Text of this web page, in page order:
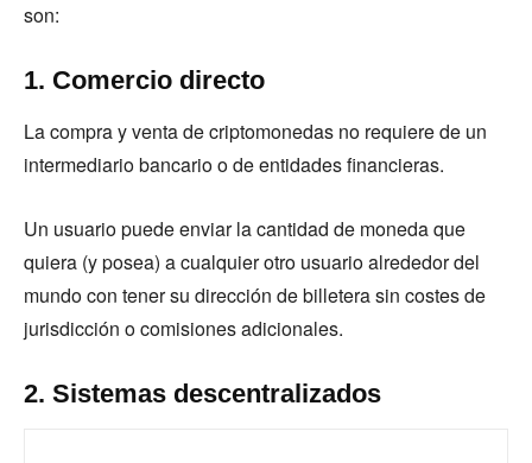
son:
1. Comercio directo
La compra y venta de criptomonedas no requiere de un
intermediario bancario o de entidades financieras.
Un usuario puede enviar la cantidad de moneda que
quiera (y posea) a cualquier otro usuario alrededor del
mundo con tener su dirección de billetera sin costes de
jurisdicción o comisiones adicionales.
2. Sistemas descentralizados